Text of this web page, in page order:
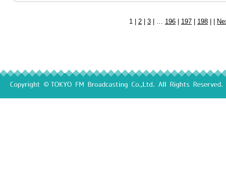
1 | 2 3 | … 196 197 198